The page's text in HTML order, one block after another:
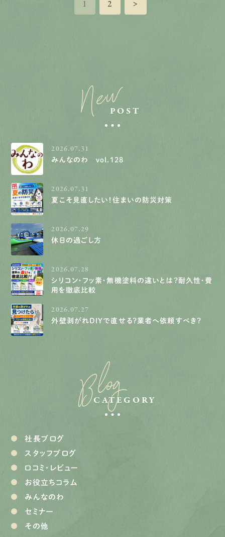
1 2 >
NewPOST
2026.07.31
みんなのわ vol.128
2026.07.31
夏こそ見直したい！住まいの防災対策
2026.07.29
休日の過ごし方
2026.07.28
シリコン・フッ素・無機塗料の違いとは？耐久性・費
用を徹底比較
2026.07.27
外壁剥がれDIYで直せる？業者へ依頼すべき？
Blog
CATEGORY
社長ブログ
スタッフブログ
口コミ・レビュー
お役立ちコラム
みんなのわ
セミナー
その他